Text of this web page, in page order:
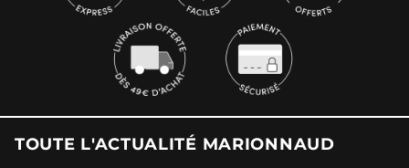
TOUTE L'ACTUALITÉ MARIONNAUD